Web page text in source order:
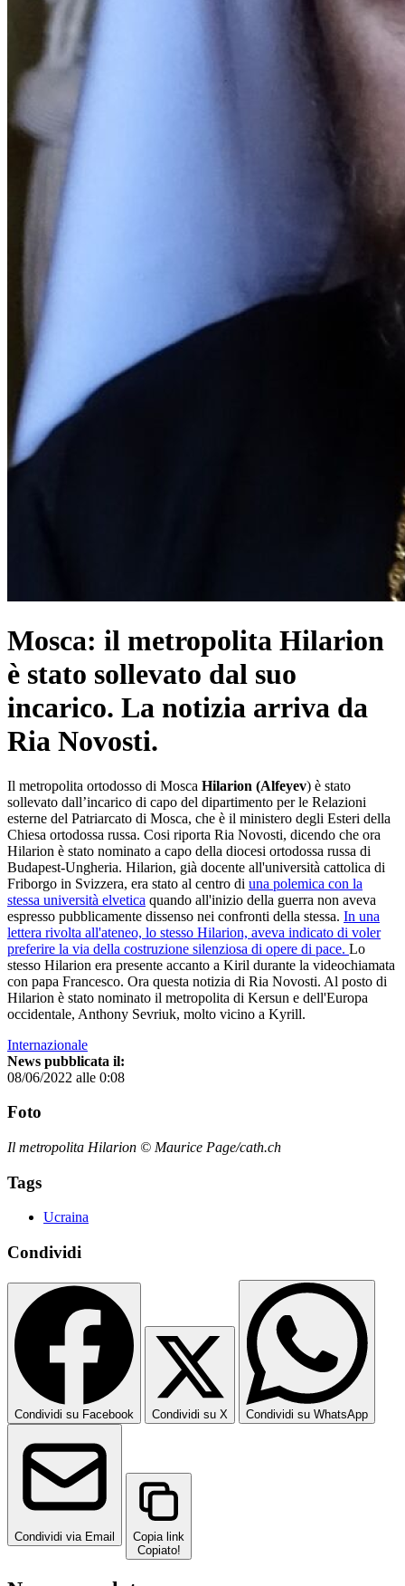
Mosca: il metropolita Hilarion
è stato sollevato dal suo
incarico. La notizia arriva da
Ria Novosti.
Il metropolita ortodosso di Mosca Hilarion (Alfeyev) è stato
sollevato dall’incarico di capo del dipartimento per le Relazioni
esterne del Patriarcato di Mosca, che è il ministero degli Esteri della
Chiesa ortodossa russa. Cosi riporta Ria Novosti, dicendo che ora
Hilarion è stato nominato a capo della diocesi ortodossa russa di
Budapest-Ungheria. Hilarion, già docente all'università cattolica di
Friborgo in Svizzera, era stato al centro di una polemica con la
stessa università elvetica quando all'inizio della guerra non aveva
espresso pubblicamente dissenso nei confronti della stessa. In una
lettera rivolta all'ateneo, lo stesso Hilarion, aveva indicato di voler
preferire la via della costruzione silenziosa di opere di pace. Lo
stesso Hilarion era presente accanto a Kiril durante la videochiamata
con papa Francesco. Ora questa notizia di Ria Novosti. Al posto di
Hilarion è stato nominato il metropolita di Kersun e dell'Europa
occidentale, Anthony Sevriuk, molto vicino a Kyrill.
Internazionale
News pubblicata il:
08/06/2022 alle 0:08
Foto
Il metropolita Hilarion © Maurice Page/cath.ch
Tags
Ucraina
Condividi
Condividi su Facebook Condividi su X Condividi su WhatsApp
Condividi via Email
Copia link
Copiato!